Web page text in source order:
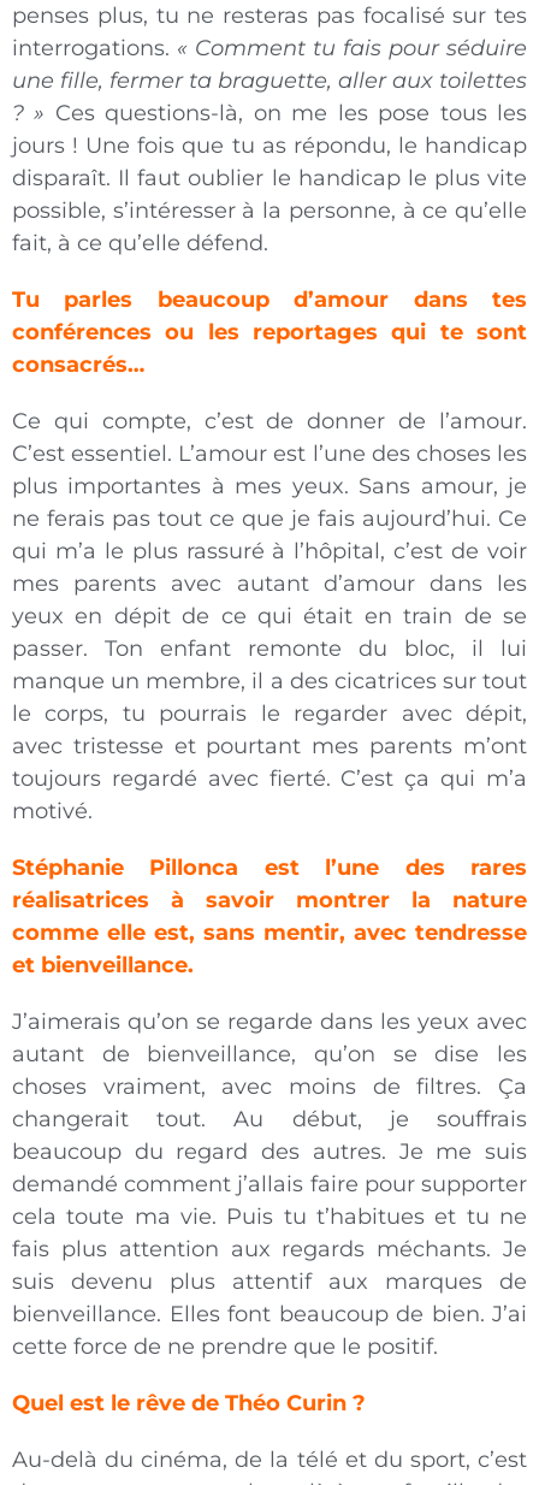
penses plus, tu ne resteras pas focalisé sur tes
interrogations. « Comment tu fais pour séduire
une fille, fermer ta braguette, aller aux toilettes
? » Ces questions-là, on me les pose tous les
jours ! Une fois que tu as répondu, le handicap
disparaît. Il faut oublier le handicap le plus vite
possible, s’intéresser à la personne, à ce qu’elle
fait, à ce qu’elle défend.
Tu parles beaucoup d’amour dans tes
conférences ou les reportages qui te sont
consacrés…
Ce qui compte, c’est de donner de l’amour.
C’est essentiel. L’amour est l’une des choses les
plus importantes à mes yeux. Sans amour, je
ne ferais pas tout ce que je fais aujourd’hui. Ce
qui m’a le plus rassuré à l’hôpital, c’est de voir
mes parents avec autant d’amour dans les
yeux en dépit de ce qui était en train de se
passer. Ton enfant remonte du bloc, il lui
manque un membre, il a des cicatrices sur tout
le corps, tu pourrais le regarder avec dépit,
avec tristesse et pourtant mes parents m’ont
toujours regardé avec fierté. C’est ça qui m’a
motivé.
Stéphanie Pillonca est l’une des rares
réalisatrices à savoir montrer la nature
comme elle est, sans mentir, avec tendresse
et bienveillance.
J’aimerais qu’on se regarde dans les yeux avec
autant de bienveillance, qu’on se dise les
choses vraiment, avec moins de filtres. Ça
changerait tout. Au début, je souffrais
beaucoup du regard des autres. Je me suis
demandé comment j’allais faire pour supporter
cela toute ma vie. Puis tu t’habitues et tu ne
fais plus attention aux regards méchants. Je
suis devenu plus attentif aux marques de
bienveillance. Elles font beaucoup de bien. J’ai
cette force de ne prendre que le positif.
Quel est le rêve de Théo Curin ?
Au-delà du cinéma, de la télé et du sport, c’est